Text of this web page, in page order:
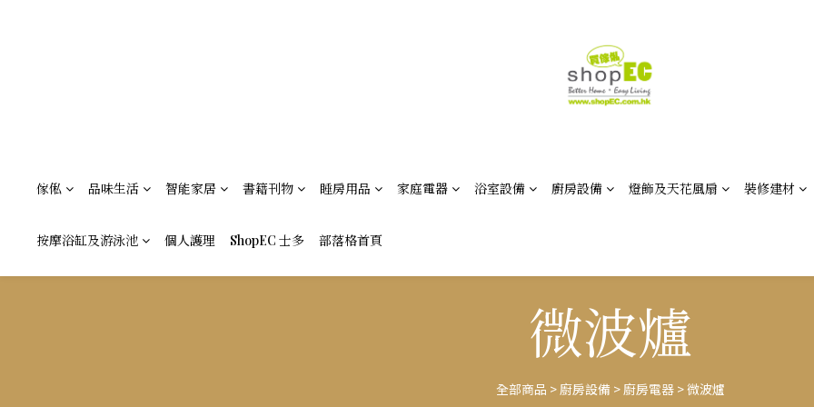
傢俬 品味生活 智能家居 書籍刊物 睡房用品 家庭電器 浴室設備 廚房設備 燈飾及天花風扇 裝修建材
按摩浴缸及游泳池 個人護理 ShopEC 士多 部落格首頁
微波爐
全部商品 >廚房設備>廚房電器>微波爐